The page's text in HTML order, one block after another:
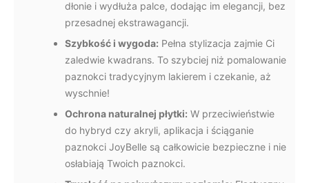
dłonie i wydłuża palce, dodając im elegancji, bez
przesadnej ekstrawagancji.
Szybkość i wygoda: Pełna stylizacja zajmie Ci
zaledwie kwadrans. To szybciej niż pomalowanie
paznokci tradycyjnym lakierem i czekanie, aż
wyschnie!
Ochrona naturalnej płytki: W przeciwieństwie
do hybryd czy akryli, aplikacja i ściąganie
paznokci JoyBelle są całkowicie bezpieczne i nie
osłabiają Twoich paznokci.